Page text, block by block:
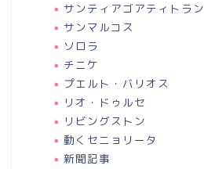
サンティアゴアティトラン
サンマルコス
ソロラ
チニケ
プエルト・バリオス
リオ・ドゥルセ
リビングストン
動くセニョリータ
新聞記事